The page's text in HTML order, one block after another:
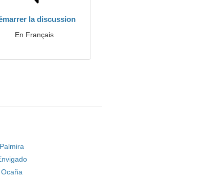
la discussion
En Français
Palmira
Ocaña